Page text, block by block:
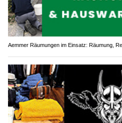
Aemmer Räumungen im Einsatz: Räumung,